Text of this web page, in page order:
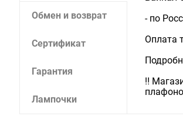
Обмен и возврат
Сертификат
Гарантия
Лампочки
- по
Оплата
‼️